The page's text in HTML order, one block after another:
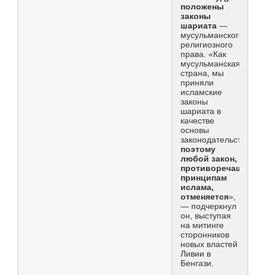
положены
законы
шариата —
мусульманского
религиозного
права. «Как
мусульманская
страна, мы
приняли
исламские
законы
шариата в
качестве
основы
законодательства,
поэтому
любой закон,
противоречащий
принципам
ислама,
отменяется»,
— подчеркнул
он, выступая
на митинге
сторонников
новых властей
Ливии в
Бенгази.